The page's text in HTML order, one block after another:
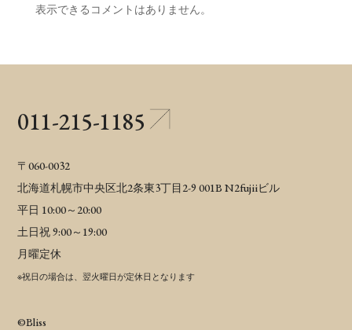
表示できるコメントはありません。
011-215-1185
〒060-0032
北海道札幌市中央区北2条東3丁目2-9 001B N2fujiiビル
平日 10:00～20:00
土日祝 9:00～19:00
月曜定休
※祝日の場合は、翌火曜日が定休日となります
©︎Bliss